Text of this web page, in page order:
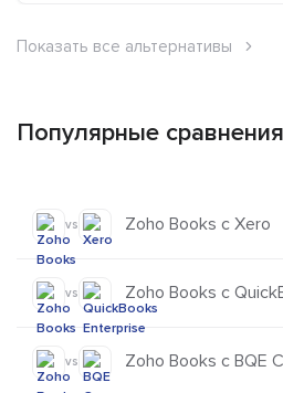
Показать все альтернативы
Популярные
vs Zoho Books с Xero
vs Zoho Books с
vs Zoho Books с BQE